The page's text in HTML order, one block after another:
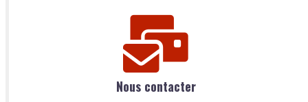
Nous contacter